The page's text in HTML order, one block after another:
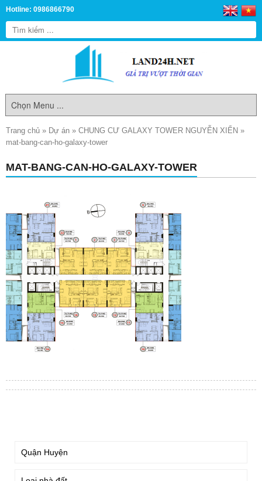
Hotline: 0986866790
Trang chủ » Dự án » CHUNG CƯ GALAXY TOWER NGUYỄN XIỂN »
mat-bang-can-ho-galaxy-tower
MAT-BANG-CAN-HO-GALAXY-TOWER